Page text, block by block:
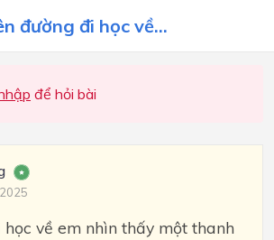
đường đi học về...
để hỏi bài
về em nhìn thấy một thanh